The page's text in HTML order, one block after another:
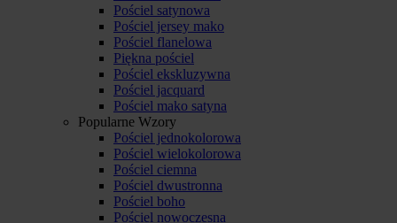
Pościel satynowa
Pościel jersey mako
Pościel flanelowa
Piękna pościel
Pościel ekskluzywna
Pościel jacquard
Pościel mako satyna
Popularne Wzory
Pościel jednokolorowa
Pościel wielokolorowa
Pościel ciemna
Pościel dwustronna
Pościel boho
Pościel nowoczesna